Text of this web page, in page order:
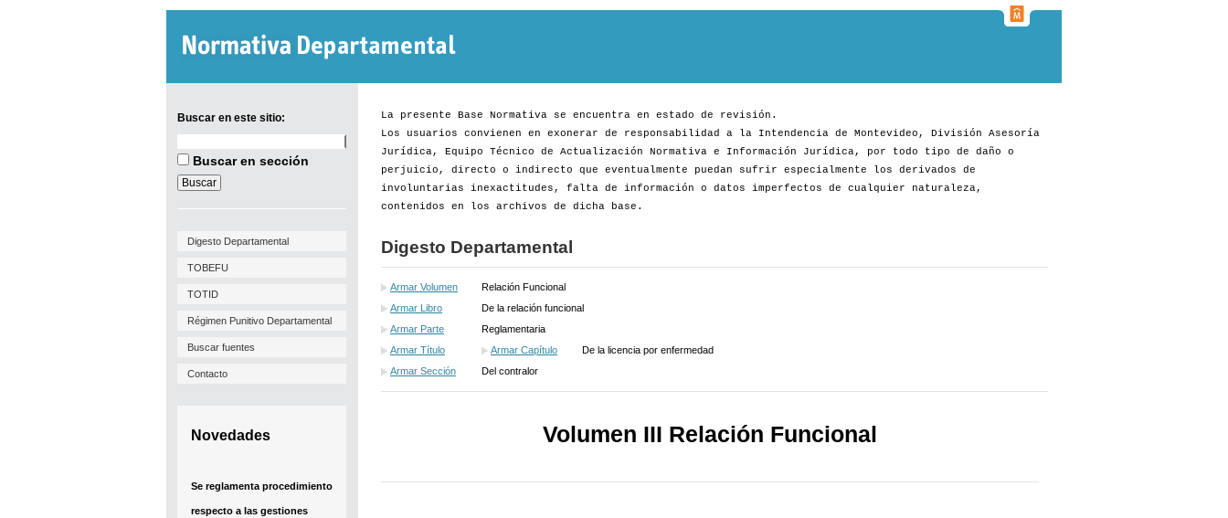
Buscar en este sitio:
en
sitio:
Buscar en sección
Digesto Departamental
TOBEFU
TOTID
Régimen Punitivo Departamental
Buscar fuentes
Contacto
Novedades
Se reglamenta procedimiento
respecto a las gestiones
La presente Base Normativa se encuentra en estado de revisión.
Los usuarios convienen en exonerar de responsabilidad a la Intendencia de Montevideo, División Asesoría
Jurídica, Equipo Técnico de Actualización Normativa e Información Jurídica, por todo tipo de daño o
perjuicio, directo o indirecto que eventualmente puedan sufrir especialmente los derivados de
involuntarias inexactitudes, falta de información o datos imperfectos de cualquier naturaleza,
contenidos en los archivos de dicha base.
Digesto Departamental
Armar Volumen
Relación Funcional
Armar Libro
De la relación funcional
Armar Parte
Reglamentaria
Armar Título
Armar Capítulo
De la licencia por enfermedad
Armar Sección
Del contralor
Volumen III Relación Funcional